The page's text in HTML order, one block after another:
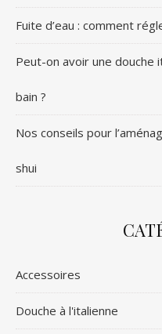
Fuite d’eau : comment
Peut-on avoir une douche
bain ?
Nos conseils pour
shui
Accessoires
Douche à l'italienne